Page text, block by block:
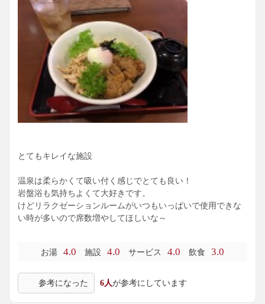
とてもキレイな施設
温泉は柔らかくて吸い付く感じでとても良い！
岩盤浴も気持ちよくて大好きです。
けどリラクゼーションルームがいつもいっぱいで使用できな
い時が多いので席数増やしてほしいな～
お湯 4.0 施設 4.0 サービス 4.0 飲食 3.0
参考になった 6人が参考にしています